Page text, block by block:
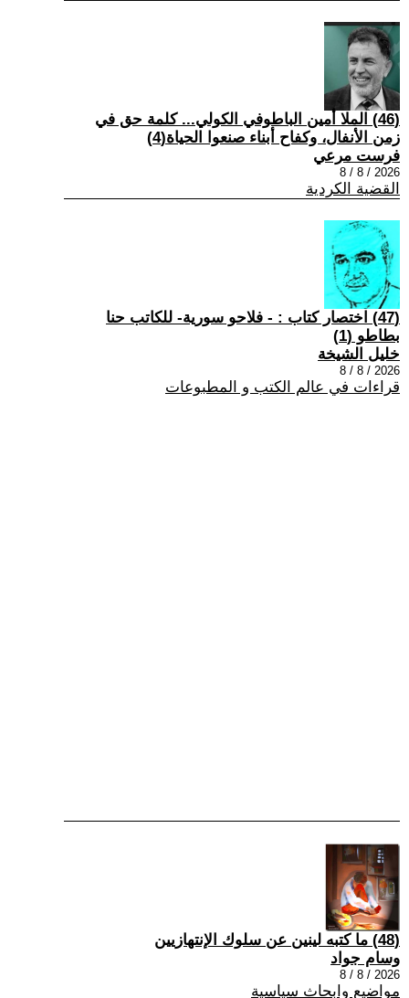
(46) الملا أمين الباطوفي الكولي... كلمة حق في
زمن الأنفال، وكفاح أبناء صنعوا الحياة(4)
فرست مرعي
2026 / 8 / 8
القضية الكردية
(47) اختصار كتاب : - فلاحو سورية- للكاتب حنا
بطاطو (1)
خليل الشيخة
2026 / 8 / 8
قراءات في عالم الكتب و المطبوعات
(48) ما كتبه لينين عن سلوك الإنتهازيين
وسام جواد
2026 / 8 / 8
مواضيع وابحاث سياسية